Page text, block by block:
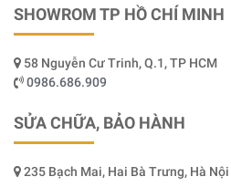
SHOWROM TP HỒ CHÍ MINH
58 Nguyễn Cư Trinh, Q.1, TP HCM
0986.686.909
SỬA CHỮA, BẢO HÀNH
235 Bạch Mai, Hai Bà Trưng, Hà Nội